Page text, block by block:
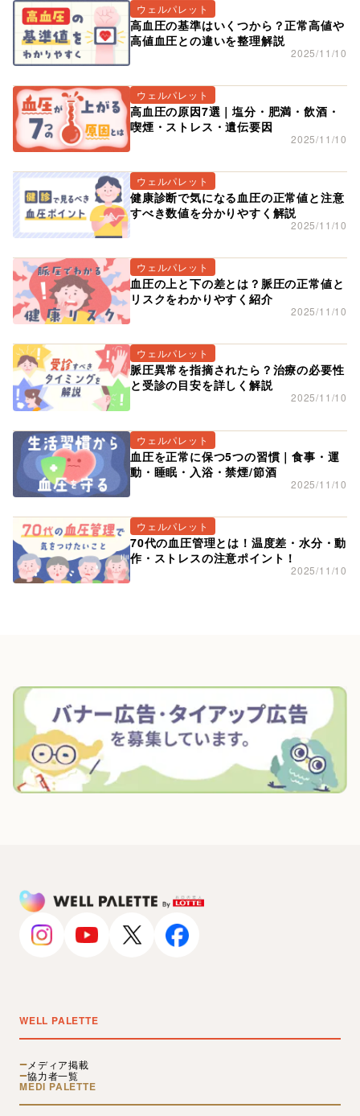
ウェルパレット
高血圧の基準はいくつから？正常高値や
高値血圧との違いを整理解説
2025/11/10
ウェルパレット
高血圧の原因7選｜塩分・肥満・飲酒・
喫煙・ストレス・遺伝要因
2025/11/10
ウェルパレット
健康診断で気になる血圧の正常値と注意
すべき数値を分かりやすく解説
2025/11/10
ウェルパレット
血圧の上と下の差とは？脈圧の正常値と
リスクをわかりやすく紹介
2025/11/10
ウェルパレット
脈圧異常を指摘されたら？治療の必要性
と受診の目安を詳しく解説
2025/11/10
ウェルパレット
血圧を正常に保つ5つの習慣｜食事・運
動・睡眠・入浴・禁煙/節酒
2025/11/10
ウェルパレット
70代の血圧管理とは！温度差・水分・動
作・ストレスの注意ポイント！
2025/11/10
WELL PALETTE
メディア掲載
協力者一覧
MEDI PALETTE